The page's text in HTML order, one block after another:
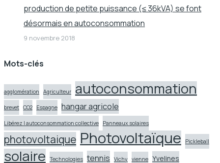
production de petite puissance (≤ 36kVA) se font
désormais en autoconsommation
9 novembre 2018
Mots-clés
agglomération Agriculteur autoconsommation
brevet CO2 Espagne hangar agricole
Libérez l autoconsommation collective Panneaux solaires
photovoltaique Photovoltaïque Pickleball
solaire Technologies tennis Vichy vienne Yvelines